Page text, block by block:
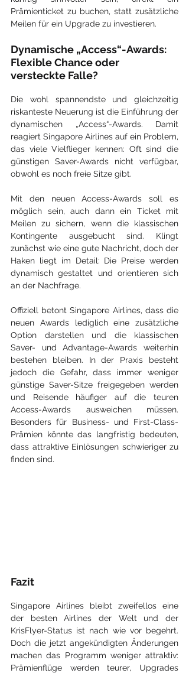
Prämienticket zu buchen, statt zusätzliche
Meilen für ein Upgrade zu investieren.
Dynamische „Access“-Awards:
Flexible Chance oder
versteckte Falle?
Die wohl spannendste und gleichzeitig
riskanteste Neuerung ist die Einführung der
dynamischen „Access“-Awards. Damit
reagiert Singapore Airlines auf ein Problem,
das viele Vielflieger kennen: Oft sind die
günstigen Saver-Awards nicht verfügbar,
obwohl es noch freie Sitze gibt.
Mit den neuen Access-Awards soll es
möglich sein, auch dann ein Ticket mit
Meilen zu sichern, wenn die klassischen
Kontingente ausgebucht sind. Klingt
zunächst wie eine gute Nachricht, doch der
Haken liegt im Detail: Die Preise werden
dynamisch gestaltet und orientieren sich
an der Nachfrage.
Offiziell betont Singapore Airlines, dass die
neuen Awards lediglich eine zusätzliche
Option darstellen und die klassischen
Saver- und Advantage-Awards weiterhin
bestehen bleiben. In der Praxis besteht
jedoch die Gefahr, dass immer weniger
günstige Saver-Sitze freigegeben werden
und Reisende häufiger auf die teuren
Access-Awards ausweichen müssen.
Besonders für Business- und First-Class-
Prämien könnte das langfristig bedeuten,
dass attraktive Einlösungen schwieriger zu
finden sind.
Fazit
Singapore Airlines bleibt zweifellos eine
der besten Airlines der Welt und der
KrisFlyer-Status ist nach wie vor begehrt.
Doch die jetzt angekündigten Änderungen
machen das Programm weniger attraktiv:
Prämienflüge werden teurer, Upgrades